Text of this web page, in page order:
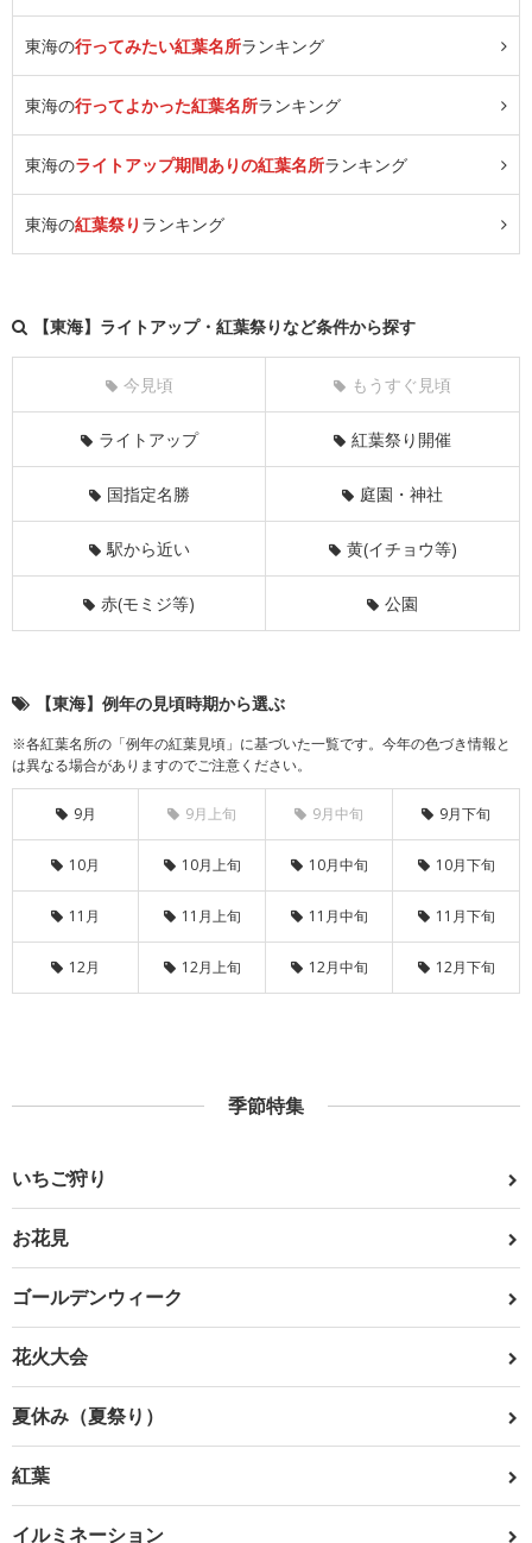
東海の行ってみたい紅葉名所ランキング
東海の行ってよかった紅葉名所ランキング
東海のライトアップ期間ありの紅葉名所ランキング
東海の紅葉祭り ランキング
【東海】ライトアップ・紅葉祭りなど条件から探す
今見頃 もうすぐ見頃
ライトアップ 紅葉祭り開催
国指定名勝 庭園・神社
駅から近い 黄(イチョウ等)
赤(モミジ等) 公園
【東海】例年の見頃時期から選ぶ
※各紅葉名所の「例年の紅葉見頃」に基づいた一覧です。今年の色づき情報と
は異なる場合がありますのでご注意ください。
9月 9月上旬 9月中旬 9月下旬
10月 10月上旬 10月中旬 10月下旬
11月 11月上旬 11月中旬 11月下旬
12月 12月上旬 12月中旬 12月下旬
季節特集
いちご狩り
お花見
ゴールデンウィーク
花火大会
夏休み（夏祭り）
紅葉
イルミネーション